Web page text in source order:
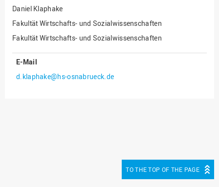
Gesellschaftliches
Engagement
Hochschulplanung/-
strategie
Daniel Klaphake
Fakultät Wirtschafts- und Sozialwissenschaften
Fakultät Wirtschafts- und Sozialwissenschaften
E-Mail
d.klaphake@hs-osnabrueck.de
TO THE TOP OF THE PAGE